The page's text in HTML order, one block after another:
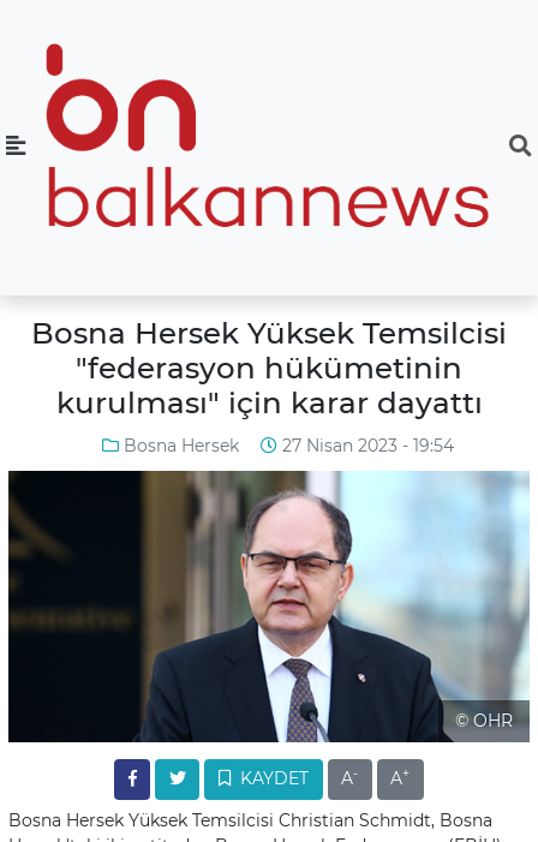
Bosna Hersek Yüksek Temsilcisi
"federasyon hükümetinin
kurulması" için karar dayattı
Bosna Hersek 27 Nisan 2023 - 19:54
© OHR
KAYDET A- A+
Bosna Hersek Yüksek Temsilcisi Christian Schmidt, Bosna